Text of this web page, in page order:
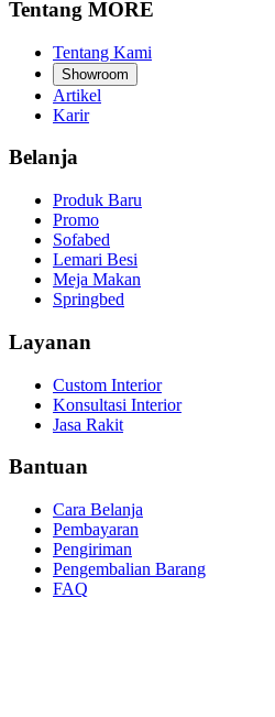
Tentang MORE
Tentang Kami
Showroom
Artikel
Karir
Belanja
Produk Baru
Promo
Sofabed
Lemari Besi
Meja Makan
Springbed
Layanan
Custom Interior
Konsultasi Interior
Jasa Rakit
Bantuan
Cara Belanja
Pembayaran
Pengiriman
Pengembalian Barang
FAQ